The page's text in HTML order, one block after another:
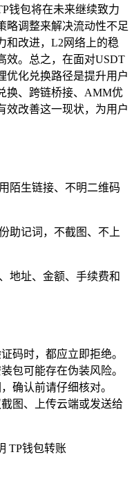
钱包将在未来继续致力
略调整来解决流动性不足
和改进，L2网络上的稳
效。总之，在面对USDT
优化兑换路径是提升用户
换、跨链桥接、AMM优
效改善这一现状，为用户
陌生链接、不明二维码
助记词，不截图、不上
地址、金额、手续费和
码时，都应立即拒绝。
包可能存在伪装风险。
确认前请仔细核对。
图、上传云端或发送给
TP钱包转账